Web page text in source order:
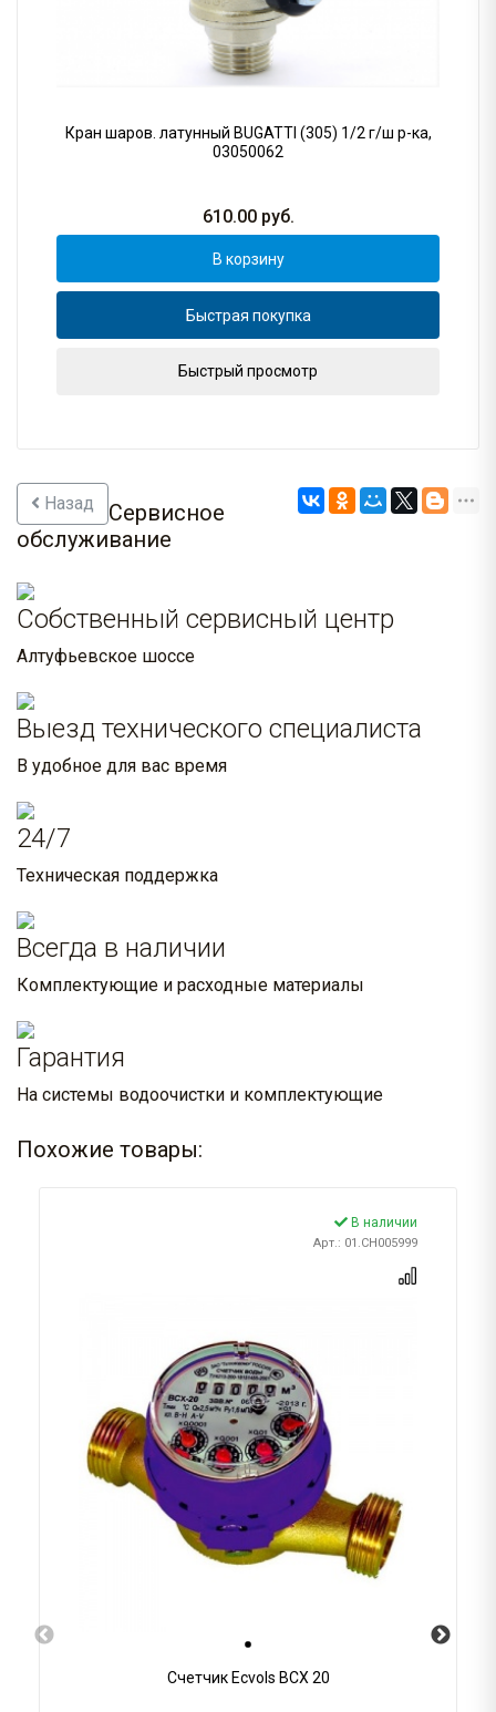
Кран шаров. латунный BUGATTI (305) 1/2 г/ш р-ка,
03050062
610.00руб.
В корзину
Быстрая покупка
Быстрый просмотр
Назад
Сервисное
обслуживание
Собственный сервисный центр
Алтуфьевское шоссе
Выезд технического специалиста
В удобное для вас время
24/7
Техническая поддержка
Всегда в наличии
Комплектующие и расходные материалы
Гарантия
На системы водоочистки и комплектующие
Похожие товары:
В наличии
Арт.: 01.CH005999
Счетчик Ecvols ВСХ 20